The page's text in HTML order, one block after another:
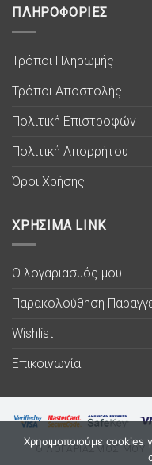
ΠΛΗΡΟΦΟΡΙΕΣ
Τρόποι Πληρωμής
Τρόποι Αποστολής
Πολιτική Επιστροφών
Πολιτική Απορρήτου
Όροι Χρήσης
ΧΡΗΣΙΜΑ LINK
Ο λογαριασμός μου
Παρακολούθηση
Wishlist
Επικοινωνία
Ο ΛΟΓΑΡΙΑΣΜΟΣ ΜΟΥ
Χρησιμοποιούμε cookies